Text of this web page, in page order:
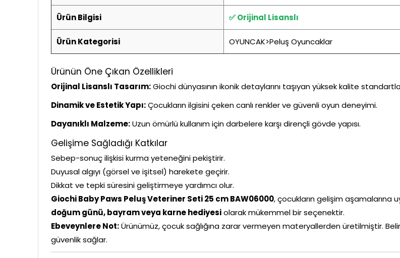
Ürün Bilgisi ✅ Orijinal Lisanslı
Ürün Kategorisi OYUNCAK>Peluş Oyuncaklar
Ürünün Öne Çıkan Özellikleri
Orijinal Lisanslı Tasarım:Giochi dünyasının ikonik detaylarını taşıyan yüksek kalite
Dinamik ve Estetik Yapı:Çocukların ilgisini çeken canlı renkler ve güvenli oyun deneyimi.
Dayanıklı Malzeme:Uzun ömürlü kullanım için darbelere karşı dirençli gövde yapısı.
Gelişime Sağladığı Katkılar
Sebep-sonuç ilişkisi kurma yeteneğini pekiştirir.
Duyusal algıyı (görsel ve işitsel) harekete geçirir.
Dikkat ve tepki süresini geliştirmeye yardımcı olur.
Giochi Baby Paws Peluş Veteriner Seti 25 cm BAW06000, çocukların gelişim aşamalarına
doğum günü, bayram veya karne hediyesiolarak mükemmel bir seçenektir.
Ebeveynlere Not:Ürünümüz, çocuk sağlığına zarar vermeyen materyallerden üretilmiştir.
güvenlik sağlar.